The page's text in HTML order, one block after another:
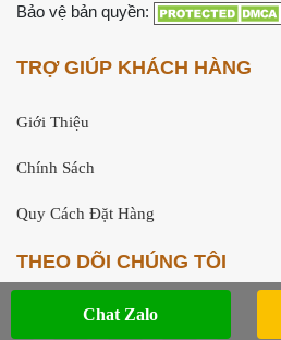
Bảo vệ bản quyền:
TRỢ GIÚP KHÁCH HÀNG
Giới Thiệu
Chính Sách
Quy Cách Đặt Hàng
THEO DÕI CHÚNG TÔI
Chat Zalo